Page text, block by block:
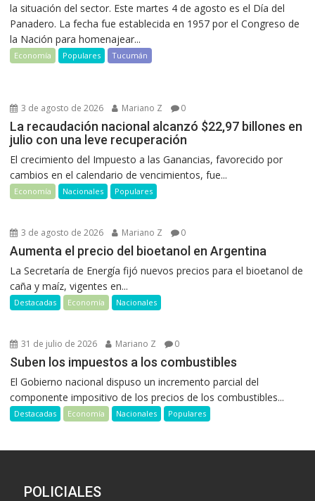
la situación del sector. Este martes 4 de agosto es el Día del
Panadero. La fecha fue establecida en 1957 por el Congreso de
la Nación para homenajear...
Economía Populares Tucumán
3 de agosto de 2026 Mariano Z 0
La recaudación nacional alcanzó $22,97 billones en
julio con una leve recuperación
El crecimiento del Impuesto a las Ganancias, favorecido por
cambios en el calendario de vencimientos, fue...
Economía Nacionales Populares
3 de agosto de 2026 Mariano Z 0
Aumenta el precio del bioetanol en Argentina
La Secretaría de Energía fijó nuevos precios para el bioetanol de
caña y maíz, vigentes en...
Destacadas Economía Nacionales
31 de julio de 2026 Mariano Z 0
Suben los impuestos a los combustibles
El Gobierno nacional dispuso un incremento parcial del
componente impositivo de los precios de los combustibles...
Destacadas Economía Nacionales Populares
POLICIALES